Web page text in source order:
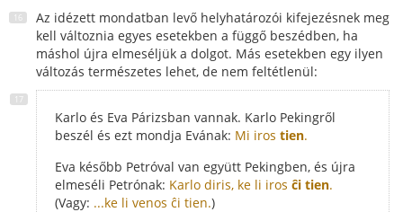
Az idézett mondatban levő helyhatározói kifejezésnek meg
kell változnia egyes esetekben a függő beszédben, ha
máshol újra elmeséljük a dolgot. Más esetekben egy ilyen
változás természetes lehet, de nem feltétlenül:
Karlo és Eva Párizsban vannak. Karlo Pekingről
beszél és ezt mondja Evának: Mi iros tien.
Eva később Petróval van együtt Pekingben, és újra
elmeséli Petrónak: Karlo diris, ke li iros ĉi tien.
(Vagy: ...ke li venos ĉi tien.)